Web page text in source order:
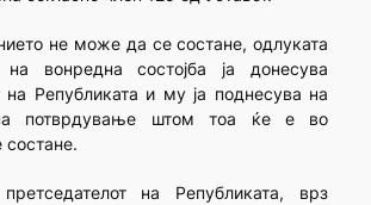
не може да се состане, одлуката
вонредна состојба ја донесува
на Републиката и му ја поднесува на
потврдување штом тоа ќе е во
на Републиката, врз